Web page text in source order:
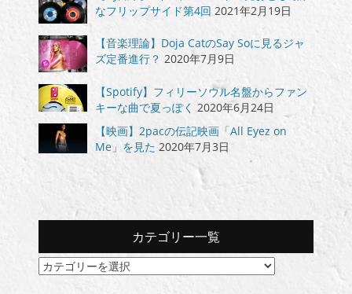
なフリップサイド第4回 2021年2月19日
【音楽理論】Doja CatのSay Soに見るジャ
ズ定番進行？ 2020年7月9日
【Spotify】フィリーソウル名盤からファン
キーな曲で夏っぽく 2020年6月24日
【映画】2pacの伝記映画「All Eyez on
Me」を見た 2020年7月3日
カテゴリー一覧
カ